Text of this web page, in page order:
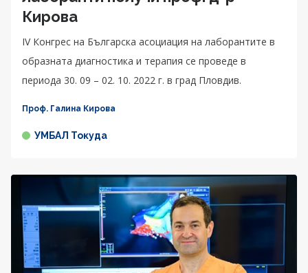
Кирова
IV Конгрес на Българска асоциация на лаборантите в
образната диагностика и терапия се проведе в
периода 30. 09 – 02. 10. 2022 г. в град Пловдив.
Проф. Галина Кирова
УМБАЛ Токуда